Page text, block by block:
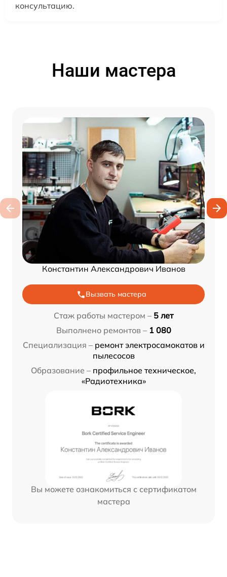
консультацию.
Наши мастера
Константин Александрович Иванов
Вызвать мастера
Стаж работы мастером – 5 лет
Выполнено ремонтов – 1 080
Специализация – ремонт электросамокатов и
пылесосов
Образование – профильное техническое,
«Радиотехника»
Вы можете ознакомиться с сертификатом
мастера